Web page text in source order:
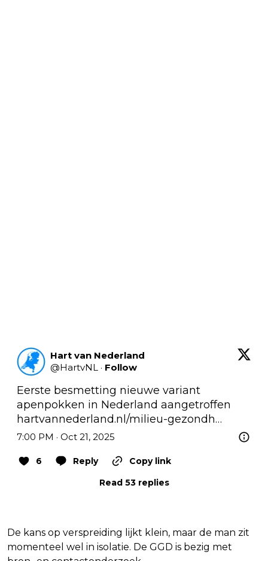
Hart van Nederland
@HartvNL · Follow
Eerste besmetting nieuwe variant
hartvannederland.nl/milieu-gezondh…
7:00 PM · Oct 21, 2025
6 Reply
Copy link
Read 53 replies
De kans op verspreiding lijkt klein, maar de man zit
momenteel wel in isolatie. De GGD is bezig met